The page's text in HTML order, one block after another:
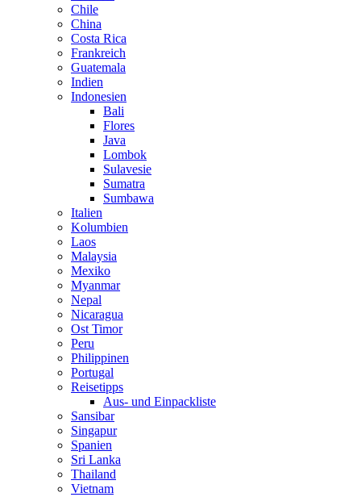
Chile
China
Costa Rica
Frankreich
Guatemala
Indien
Indonesien
Bali
Flores
Java
Lombok
Sulavesie
Sumatra
Sumbawa
Italien
Kolumbien
Laos
Malaysia
Mexiko
Myanmar
Nepal
Nicaragua
Ost Timor
Peru
Philippinen
Portugal
Reisetipps
Aus- und Einpackliste
Sansibar
Singapur
Spanien
Sri Lanka
Thailand
Vietnam